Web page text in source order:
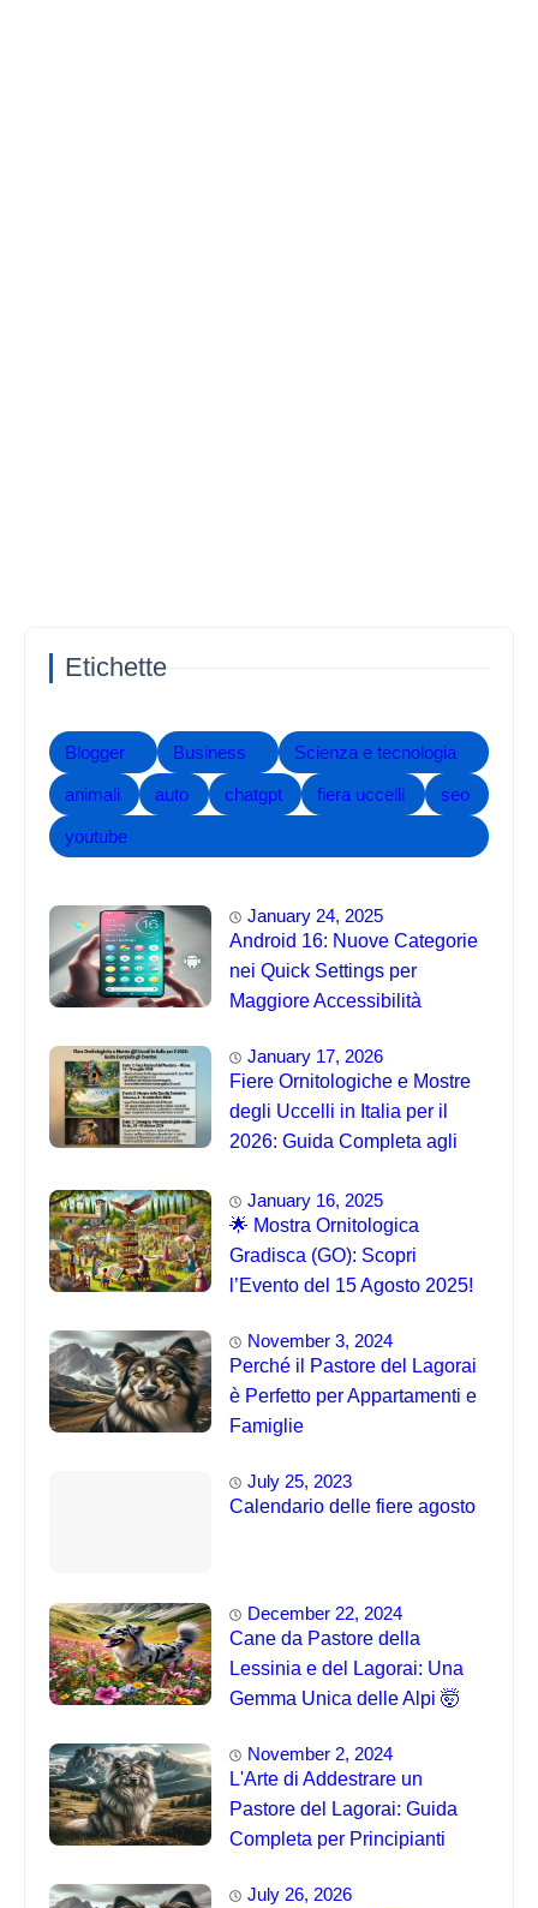
Etichette
Blogger Business Scienza e tecnologia
animali auto chatgpt fiera uccelli seo
youtube
January 24, 2025
Android 16: Nuove Categorie
nei Quick Settings per
Maggiore Accessibilità
January 17, 2026
Fiere Ornitologiche e Mostre
degli Uccelli in Italia per il
2026: Guida Completa agli
January 16, 2025
🌟 Mostra Ornitologica
Gradisca (GO): Scopri
l’Evento del 15 Agosto 2025!
November 3, 2024
Perché il Pastore del Lagorai
è Perfetto per Appartamenti e
Famiglie
July 25, 2023
Calendario delle fiere agosto
December 22, 2024
Cane da Pastore della
Lessinia e del Lagorai: Una
Gemma Unica delle Alpi 🤯
November 2, 2024
L'Arte di Addestrare un
Pastore del Lagorai: Guida
Completa per Principianti
July 26, 2026